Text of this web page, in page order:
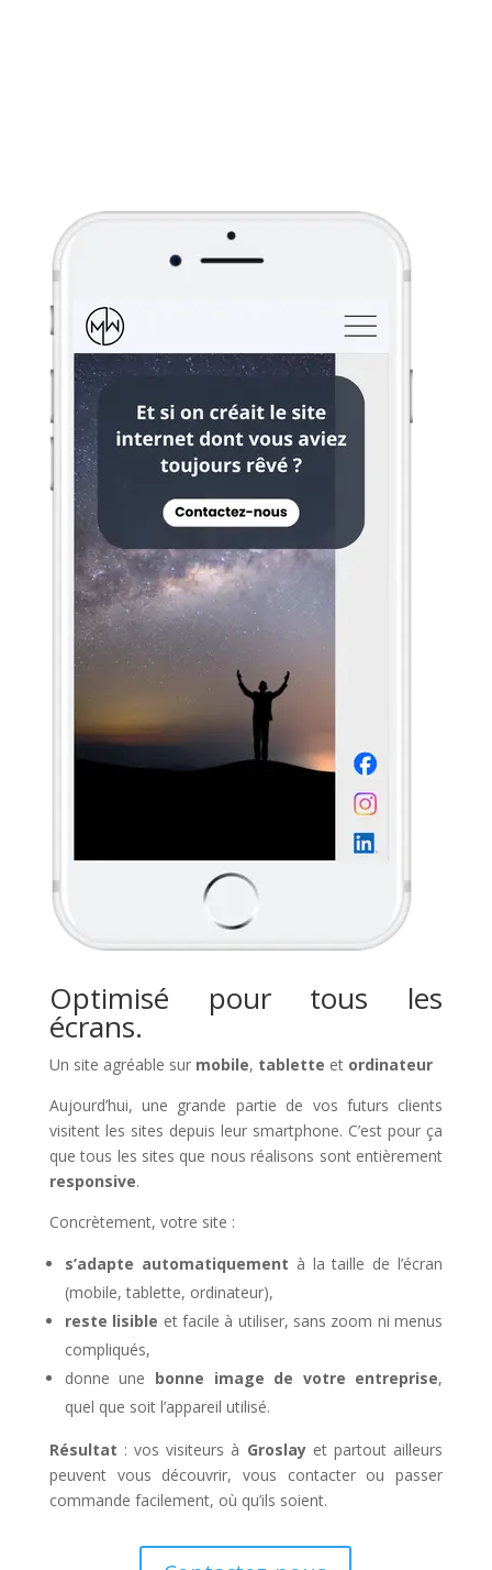
Optimisé pour tous les
écrans.
Un site agréable sur mobile, tablette et ordinateur
Aujourd’hui, une grande partie de vos futurs clients
visitent les sites depuis leur smartphone. C’est pour ça
que tous les sites que nous réalisons sont entièrement
responsive.
Concrètement, votre site :
s’adapte automatiquement à la taille de l’écran
(mobile, tablette, ordinateur),
reste lisible et facile à utiliser, sans zoom ni menus
compliqués,
donne une bonne image de votre entreprise,
quel que soit l’appareil utilisé.
Résultat : vos visiteurs à Groslayet partout ailleurs
peuvent vous découvrir, vous contacter ou passer
commande facilement, où qu’ils soient.